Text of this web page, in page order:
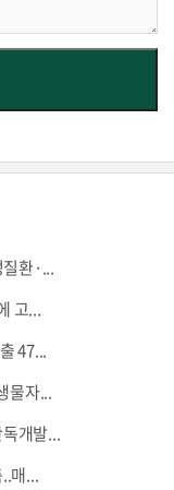
환·...
고...
47...
물자...
개발...
매...